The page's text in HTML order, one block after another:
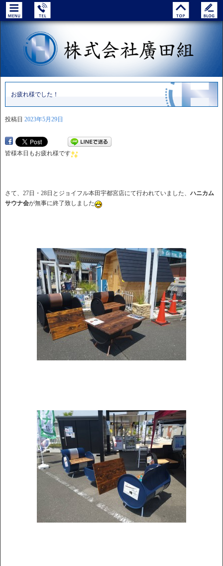
お疲れ様でした！
投稿日 2023年5月29日
皆様本日もお疲れ様です
さて、27日・28日とジョイフル本田宇都宮店にて行われていました、 ハニカム
サウナ会が無事に終了致しました